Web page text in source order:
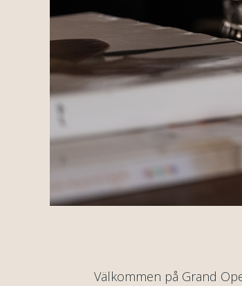
Välkommen på Grand